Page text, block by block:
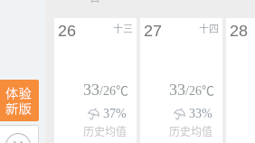
十三
26
33/26℃
37%
历史均值
十四
27
33/26℃
33%
历史均值
28